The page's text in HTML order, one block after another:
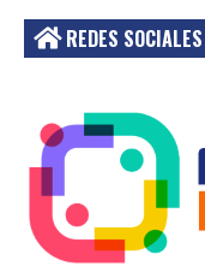
REDES SOCIALES